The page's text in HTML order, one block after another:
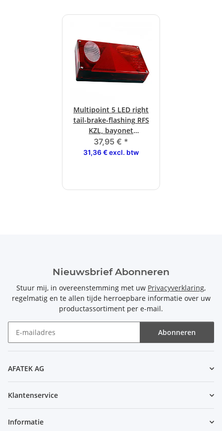
Multipoint 5 LED right
tail-brake-flashing RFS
KZL, bayonet
connection
37,95 € *
31,36 € excl. btw
Nieuwsbrief Abonneren
Stuur mij, in overeenstemming met uw Privacyverklaring,
regelmatig en te allen tijde herroepbare informatie over uw
productassortiment per e-mail.
Abonneren
AFATEK AG
Klantenservice
Informatie